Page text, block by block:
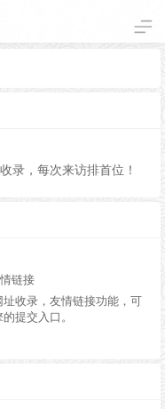
录，每次来访排首位！
链接
收录，友情链接功能，可
提交入口。